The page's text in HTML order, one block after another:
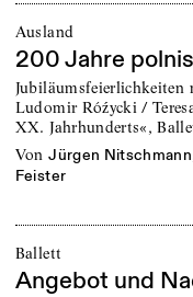
Ausland
200 Jahre
Jubiläumsfeierlichkeiten
Ludomir Róźycki /
XX. Jahrhunderts«,
von Jürgen Nitschmann
Feister
Ballett
Angebot und